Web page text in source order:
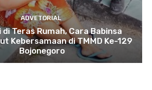
ADVETORIAL
di Teras Rumah, Cara Babinsa
Kebersamaan di TMMD Ke-129
Bojonegoro